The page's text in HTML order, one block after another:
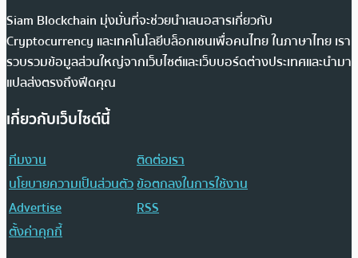
Siam Blockchain มุ่งมั่นที่จะช่วยนำเสนอสารเกี่ยวกับ
Cryptocurrency และเทคโนโลยีบล็อกเชนเพื่อคนไทย ในภาษาไทย เรา
รวบรวมข้อมูลส่วนใหญ่จากเว็บไซต์และเว็บบอร์ดต่างประเทศและนำมา
แปลส่งตรงถึงฟีดคุณ
เกี่ยวกับเว็บไซต์นี้
ทีมงาน
ติดต่อเรา
นโยบายความเป็นส่วนตัวข้อตกลงในการใช้งาน
Advertise
RSS
ตั้งค่าคุกกี้